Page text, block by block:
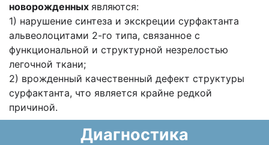
новорожденных являются:
1) нарушение синтеза и экскреции сурфактанта
альвеолоцитами 2-го типа, связанное с
функциональной и структурной незрелостью
легочной ткани;
2) врожденный качественный дефект структуры
сурфактанта, что является крайне редкой
причиной.
Диагностика